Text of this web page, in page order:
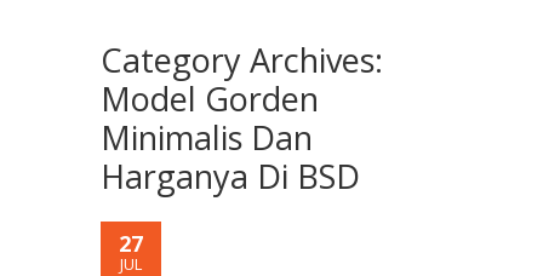
Category Archives:
Model Gorden
Minimalis Dan
Harganya Di BSD
27
JUL